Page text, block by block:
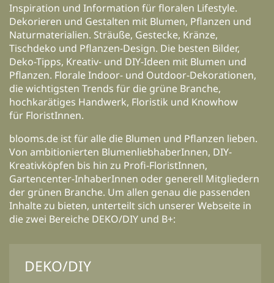
Inspiration und Information für floralen Lifestyle.
Dekorieren und Gestalten mit Blumen, Pflanzen und
Naturmaterialien. Sträuße, Gestecke, Kränze,
Tischdeko und Pflanzen-Design. Die besten Bilder,
Deko-Tipps, Kreativ- und DIY-Ideen mit Blumen und
Pflanzen. Florale Indoor- und Outdoor-Dekorationen,
die wichtigsten Trends für die grüne Branche,
hochkarätiges Handwerk, Floristik und Knowhow
für FloristInnen.
blooms.de ist für alle die Blumen und Pflanzen lieben.
Von ambitionierten BlumenliebhaberInnen, DIY-
Kreativköpfen bis hin zu Profi-FloristInnen,
Gartencenter-InhaberInnen oder generell Mitgliedern
der grünen Branche. Um allen genau die passenden
Inhalte zu bieten, unterteilt sich unserer Webseite in
die zwei Bereiche DEKO/DIY und B+:
DEKO/DIY